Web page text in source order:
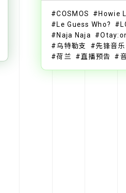
COSMOS
Howie
Le Guess Who?
Naja Naja
乌特勒支
先锋音乐
荷兰
直播预告